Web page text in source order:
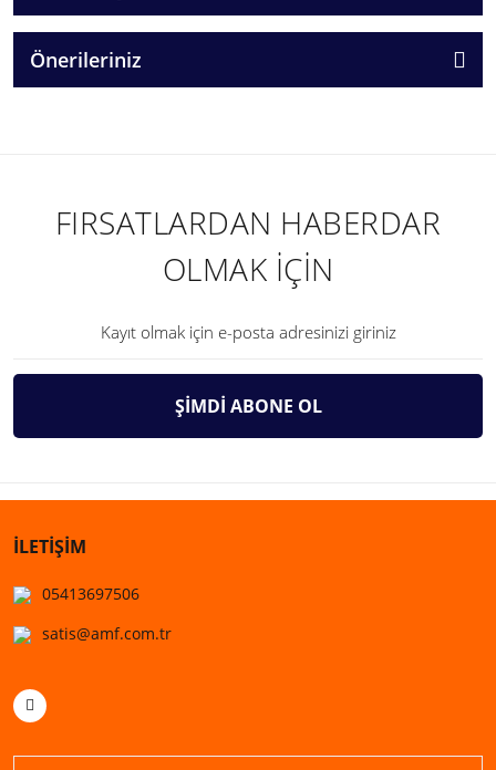
Önerileriniz
FIRSATLARDAN HABERDAR
OLMAK İÇİN
ŞİMDİ ABONE OL
İLETİŞİM
05413697506
satis@amf.com.tr